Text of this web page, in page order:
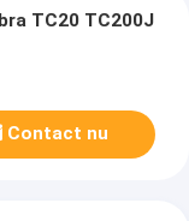
TC20 TC200J
Contact nu